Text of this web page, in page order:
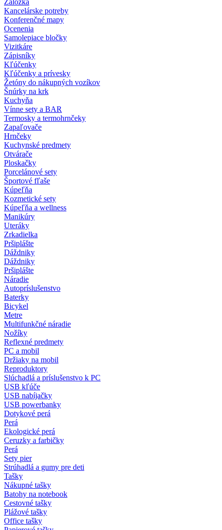
Záložka
Kancelárske potreby
Konferenčné mapy
Ocenenia
Samolepiace bločky
Vizitkáre
Zápisníky
Kľúčenky
Kľúčenky a prívesky
Žetóny do nákupných vozíkov
Šnúrky na krk
Kuchyňa
Vínne sety a BAR
Termosky a termohrnčeky
Zapaľovače
Hrnčeky
Kuchynské predmety
Otvárače
Ploskačky
Porcelánové sety
Športové fľaše
Kúpeľňa
Kozmetické sety
Kúpeľňa a wellness
Manikúry
Uteráky
Zrkadielka
Pršiplášte
Dáždniky
Dáždniky
Pršiplášte
Náradie
Autopríslušenstvo
Baterky
Bicykel
Metre
Multifunkčné náradie
Nožíky
Reflexné predmety
PC a mobil
Držiaky na mobil
Reproduktory
Slúchadlá a príslušenstvo k PC
USB kľúče
USB nabíjačky
USB powerbanky
Dotykové perá
Perá
Ekologické perá
Ceruzky a farbičky
Perá
Sety pier
Strúhadlá a gumy pre deti
Tašky
Nákupné tašky
Batohy na notebook
Cestovné tašky
Plážové tašky
Office tašky